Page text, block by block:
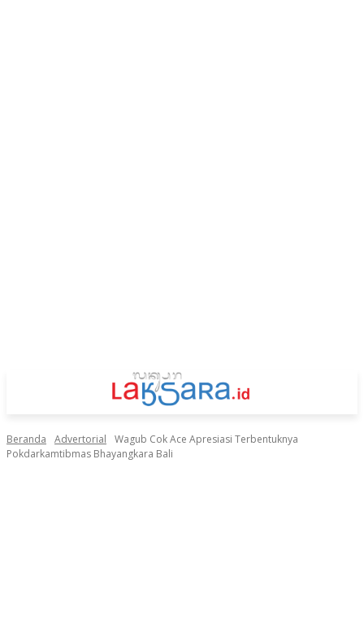
Beranda Advertorial
Wagub Cok Ace Apresiasi Terbentuknya
Pokdarkamtibmas Bhayangkara Bali